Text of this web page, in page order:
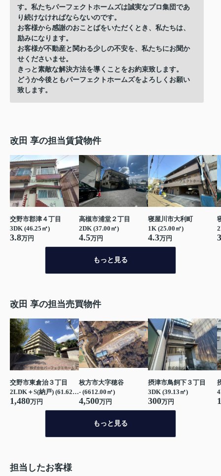
す。私たちパーフェクトホームズは誠実なプロ集団であ
り続けなければならないのです。
お客様から感謝のおことばをいただくとき、私たちは、
励みになります。
お客様が不動産と関わる少しの不安を、私たちにお聞か
せくださいませ。
きっと素敵な解決方法を導くことをお約束致します。
どうか今後ともパーフェクトホームズをよろしくお願い
致します。
改田 享の担当賃貸物件
交野市郡津４丁目
3DK (46.25㎡)
3.8万円
高槻市浦堂２丁目
2DK (37.00㎡)
4.5万円
寝屋川市大利町
1K (25.00㎡)
4.3万円
もっと見る
改田 享の担当売買物件
交野市東倉治３丁目
2LDK＋S(納戸) (61.62㎡)
1,480万円
枚方市大字穂谷
- (6612.00㎡)
4,500万円
摂津市鳥飼下３丁目
3DK (39.13㎡)
300万円
もっと見る
担当したお客様